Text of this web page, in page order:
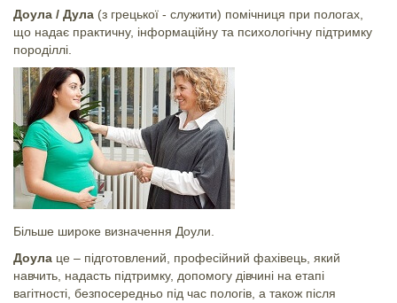
Доула / Дула (з грецької - служити) помічниця при пологах,
що надає практичну, інформаційну та психологічну підтримку
породіллі.
Більше широке визначення Доули.
Доула це – підготовлений, професійний фахівець, який
навчить, надасть підтримку, допомогу дівчині на етапі
вагітності, безпосередньо під час пологів, а також після